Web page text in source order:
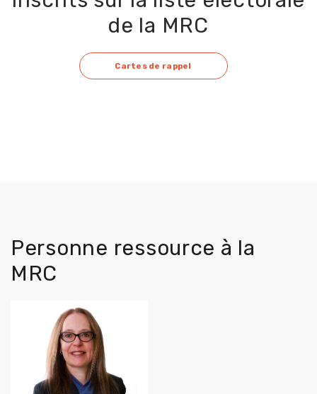
de la MRC
Cartes de rappel
Personne ressource à la
MRC